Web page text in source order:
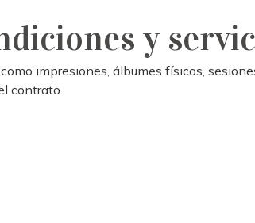
y
impresiones, álbumes físicos,
contrato.